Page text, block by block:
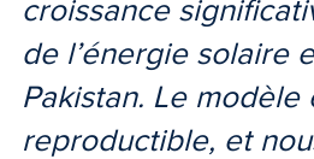
croissance
de l’énergie solaire
Pakistan. Le
reproductible, et